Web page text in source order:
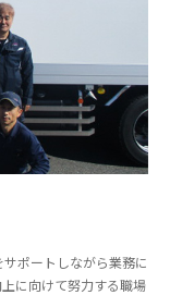
ポートしながら業務に
に向けて努力する職場